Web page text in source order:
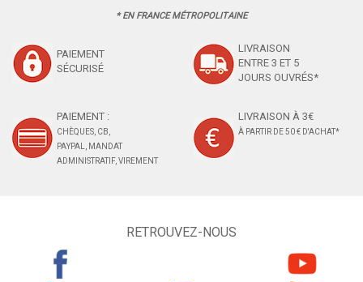
* EN FRANCE MÉTROPOLITAINE
PAIEMENT
SÉCURISÉ
LIVRAISON
ENTRE 3 ET 5
JOURS OUVRÉS*
PAIEMENT :
CHÈQUES, CB,
PAYPAL, MANDAT
ADMINISTRATIF, VIREMENT
LIVRAISON À 3€
À PARTIR DE 50 € D'ACHAT*
RETROUVEZ-NOUS